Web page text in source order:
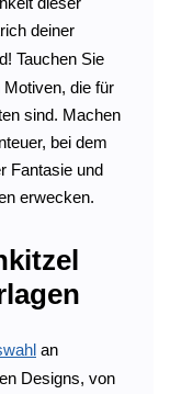
deiner
Tauchen Sie
die für
sind. Machen
bei dem
Fantasie und
erwecken.
an
Designs, von